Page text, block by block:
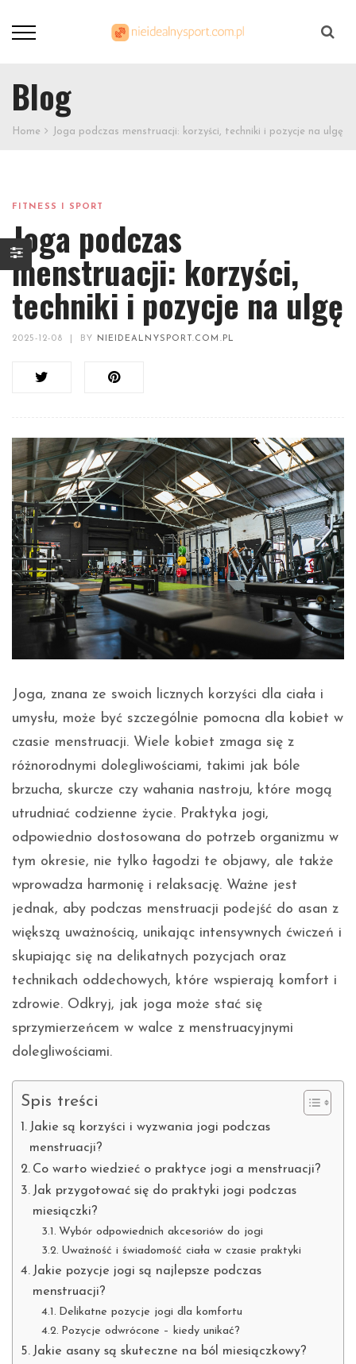
Blog
Home Joga podczas menstruacji: korzyści, techniki i pozycje na ulgę
FITNESS I SPORT
Joga podczas
menstruacji: korzyści,
techniki i pozycje na ulgę
2025-12-08 BY NIEIDEALNYSPORT.COM.PL
Joga, znana ze swoich licznych korzyści dla ciała i
umysłu, może być szczególnie pomocna dla kobiet w
czasie menstruacji. Wiele kobiet zmaga się z
różnorodnymi dolegliwościami, takimi jak bóle
brzucha, skurcze czy wahania nastroju, które mogą
utrudniać codzienne życie. Praktyka jogi,
odpowiednio dostosowana do potrzeb organizmu w
tym okresie, nie tylko łagodzi te objawy, ale także
wprowadza harmonię i relaksację. Ważne jest
jednak, aby podczas menstruacji podejść do asan z
większą uważnością, unikając intensywnych ćwiczeń i
skupiając się na delikatnych pozycjach oraz
technikach oddechowych, które wspierają komfort i
zdrowie. Odkryj, jak joga może stać się
sprzymierzeńcem w walce z menstruacyjnymi
dolegliwościami.
Spis treści
Jakie są korzyści i wyzwania jogi podczas
menstruacji?
Co warto wiedzieć o praktyce jogi a menstruacji?
Jak przygotować się do praktyki jogi podczas
miesiączki?
Wybór odpowiednich akcesoriów do jogi
Uważność i świadomość ciała w czasie praktyki
Jakie pozycje jogi są najlepsze podczas
menstruacji?
Delikatne pozycje jogi dla komfortu
Pozycje odwrócone – kiedy unikać?
Jakie asany są skuteczne na ból miesiączkowy?